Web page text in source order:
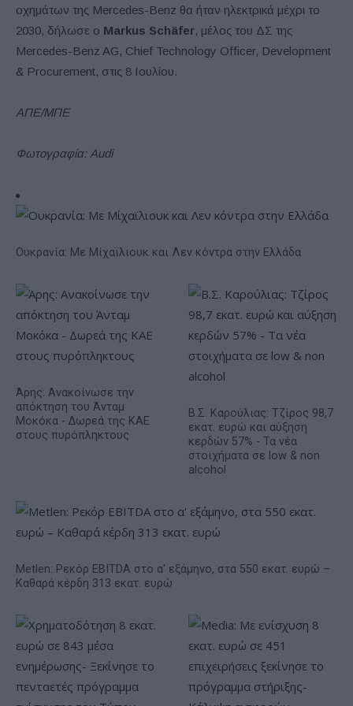
οχημάτων της Mercedes-Benz θα ήταν ηλεκτρικά μέχρι το
2030, δήλωσε ο Markus Schäfer, μέλος του ΔΣ της
Mercedes-Benz AG, Chief Technology Officer, Development
& Procurement, στις 8 Ιουλίου.
ΑΠΕ/ΜΠΕ
Φωτογραφία: Audi
Ουκρανία: Με Μίχαϊλιουκ και Λεν κόντρα στην Ελλάδα
Άρης: Ανακοίνωσε την
απόκτηση του Άνταμ
Μοκόκα - Δωρεά της ΚΑΕ
στους πυρόπληκτους
Β.Σ. Καρούλιας: Τζίρος 98,7
εκατ. ευρώ και αύξηση
κερδών 57% - Τα νέα
στοιχήματα σε low & non
alcohol
Metlen: Ρεκόρ EBITDA στο α' εξάμηνο, στα 550 εκατ. ευρώ –
Καθαρά κέρδη 313 εκατ. ευρώ